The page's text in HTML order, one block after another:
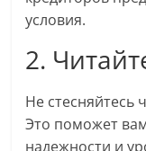
условия.
2.
Не стесняйтесь
Это поможет
надежности и